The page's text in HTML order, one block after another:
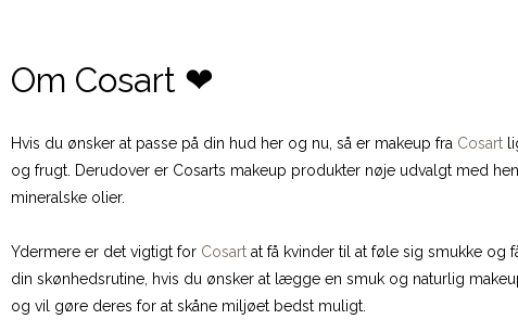
Om Cosart ❤
Hvis du ønsker at passe på din hud her og nu, så er makeup fra Cosart
og frugt. Derudover er Cosarts makeup produkter nøje udvalgt med
mineralske olier.
Ydermere er det vigtigt for Cosart at få kvinder til at føle sig smukke og
din skønhedsrutine, hvis du ønsker at lægge en smuk og naturlig
og vil gøre deres for at skåne miljøet bedst muligt.